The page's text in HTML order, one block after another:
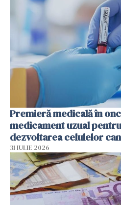
Premieră medicală în
medicament uzual
dezvoltarea celulelor
31 IULIE 2026